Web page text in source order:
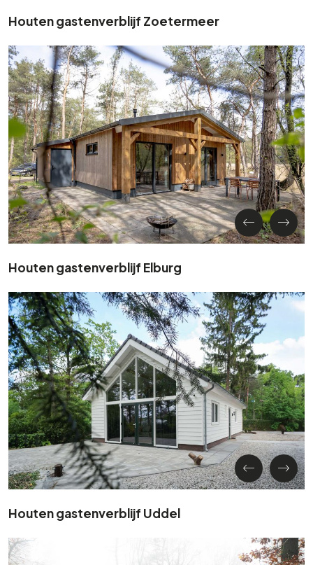
Houten gastenverblijf Zoetermeer
Houten gastenverblijf Elburg
Houten gastenverblijf Uddel